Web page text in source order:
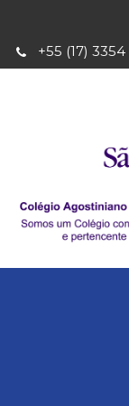
+55 (17)